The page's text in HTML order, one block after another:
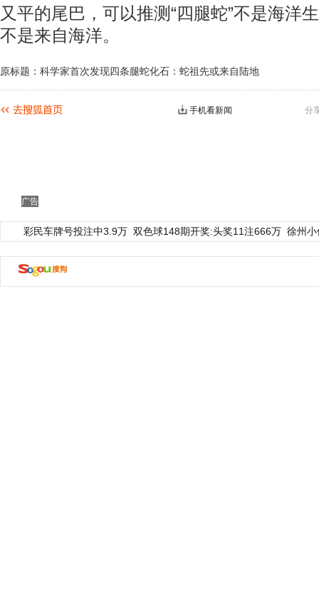
又平的尾巴，可以推测“四腿蛇”不是海洋
不是来自海洋。
原标题：科学家首次发现四条腿蛇化石：蛇祖先或来自陆地
分
手机看新闻
广告
彩民车牌号投注中3.9万 双色球148期开奖:头奖11注666万 徐州